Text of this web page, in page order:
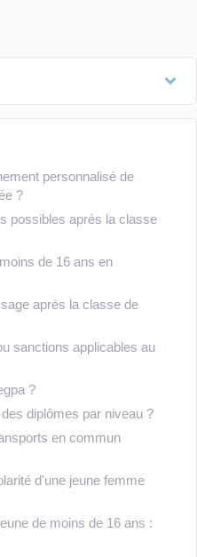
personnalisé de
?
possibles après la classe
de 16 ans en
après la classe de
sanctions applicables au
?
diplômes par niveau ?
en commun
d'une jeune femme
de moins de 16 ans :